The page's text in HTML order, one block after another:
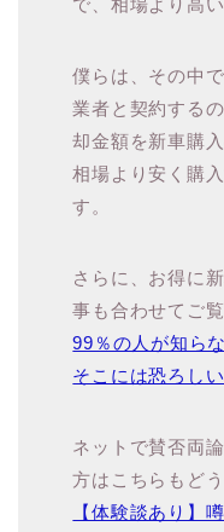
で、相場より高
僕らは、その中
業者と契約する
却金額を新車購
相場より安く購
す。
さらに、お得に
事も合わせてご覧
99％の人が知ら
そこには恐ろし
ネットで賛否両
方はこちらもどう
【体験談あり】